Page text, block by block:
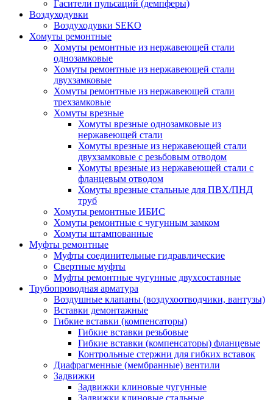
Гасители пульсаций (демпферы)
Воздуходувки
Воздуходувки SEKO
Хомуты ремонтные
Хомуты ремонтные из нержавеющей стали
однозамковые
Хомуты ремонтные из нержавеющей стали
двухзамковые
Хомуты ремонтные из нержавеющей стали
трехзамковые
Хомуты врезные
Хомуты врезные однозамковые из
нержавеющей стали
Хомуты врезные из нержавеющей стали
двухзамковые с резьбовым отводом
Хомуты врезные из нержавеющей стали с
фланцевым отводом
Хомуты врезные стальные для ПВХ/ПНД
труб
Хомуты ремонтные ИБИС
Хомуты ремонтные с чугунным замком
Хомуты штампованные
Муфты ремонтные
Муфты соединительные гидравлические
Свертные муфты
Муфты ремонтные чугунные двухсоставные
Трубопроводная арматура
Воздушные клапаны (воздухоотводчики, вантузы)
Вставки демонтажные
Гибкие вставки (компенсаторы)
Гибкие вставки резьбовые
Гибкие вставки (компенсаторы) фланцевые
Контрольные стержни для гибких вставок
Диафрагменные (мембранные) вентили
Задвижки
Задвижки клиновые чугунные
Задвижки клиновые стальные